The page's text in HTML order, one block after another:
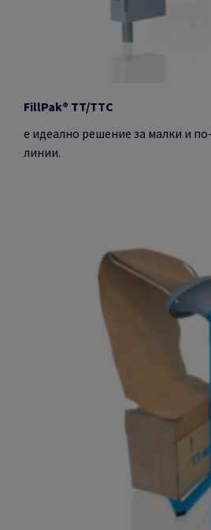
FillPak® TT/TTC
e идеално решение за малки и
линии.